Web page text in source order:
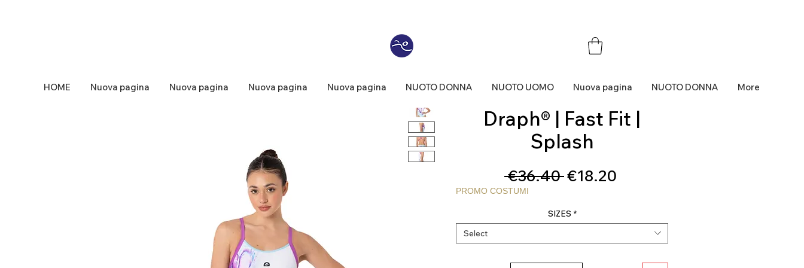
HOME Nuova pagina Nuova pagina Nuova pagina Nuova pagina NUOTO DONNA NUOTO UOMO Nuova pagina NUOTO DONNA More
Draph® | Fast Fit |
Splash
€36.40 Regular
€18.20
PROMO COSTUMI
SIZES *
Select